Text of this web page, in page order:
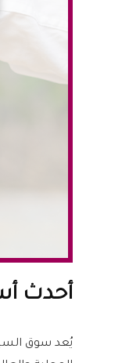
أحدث
يُعد سوق